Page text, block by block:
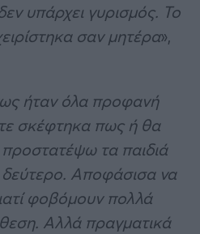
δεν υπάρχει γυρισμός. Το
σαν μητέρα»,
ήταν όλα προφανή
σκέφτηκα πως ή θα
τα παιδιά
Αποφάσισα να
φοβόμουν πολλά
Αλλά πραγματικά